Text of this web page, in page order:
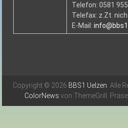
Telefon: 0581
Telefax: z.Zt.
E-Mail:
Copyright © 2026 BBS1 Uelzen . Alle
ColorNews von ThemeGrill.